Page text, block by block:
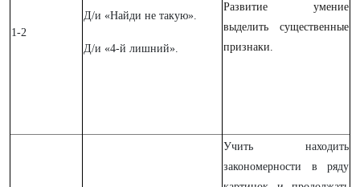
1-2
Д/и «Найди не такую».
Д/и «4-й лишний».
Развитие умение
выделить существенные
признаки.
Учить находить
закономерности в ряду